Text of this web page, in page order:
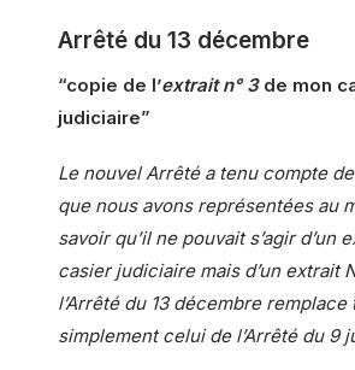
Arrêté du 13 décembre
“copie de l’extrait n° 3de mon
judiciaire”
Le nouvel Arrêté a tenu compte
que nous avons représentées au
savoir qu’il ne pouvait s’agir d’un
casier judiciaire mais d’un extrait
l’Arrêté du 13 décembre remplace
simplement celui de l’Arrêté du 9